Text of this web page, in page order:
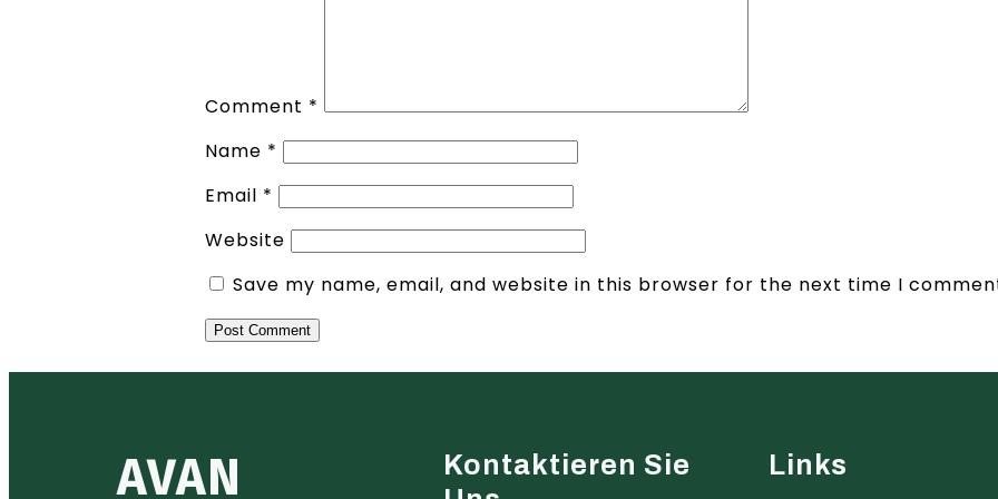
Comment *
Name *
Email *
Website
Save my name, email, and website in this browser for the next time I
AVAN
Kontaktieren Sie
Links